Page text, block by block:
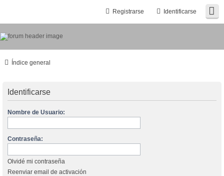
Identificarse
Registrarse
Índice general
Identificarse
Nombre de Usuario:
Contraseña:
Olvidé mi contraseña
Reenviar email de activación